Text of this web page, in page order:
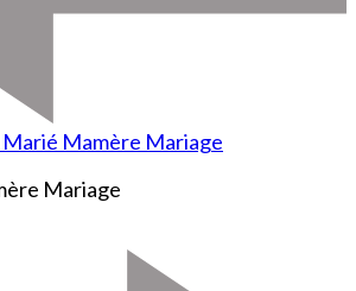
Marié Mamère Mariage